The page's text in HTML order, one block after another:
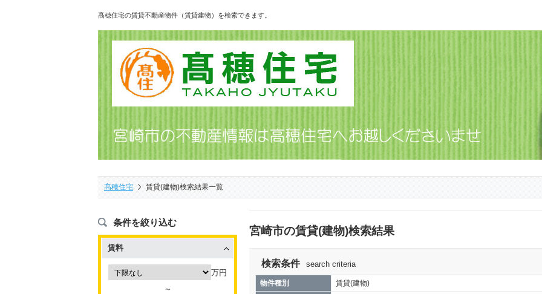
髙穂住宅の賃貸不動産物件（賃貸建物）を検索できます。
髙穂住宅 賃貸(建物)検索結果一覧
宮崎市の賃貸(建物)検索結果
検索条件 search criteria
物件種別 賃貸(建物)
条件を絞り込む
賃料
万円
～